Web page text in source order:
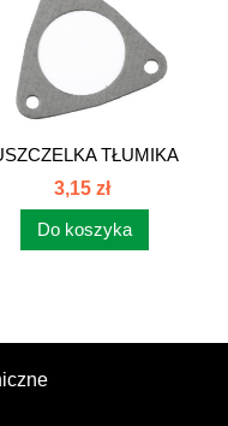
TŁUMIKA
TURBO C-385...
3,15 zł
Do koszyka